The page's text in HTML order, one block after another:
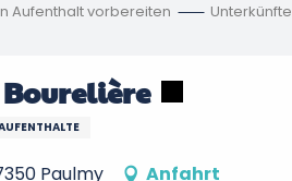
Aufenthalt vorbereiten Unterkünfte
Paulmy Anfahrt